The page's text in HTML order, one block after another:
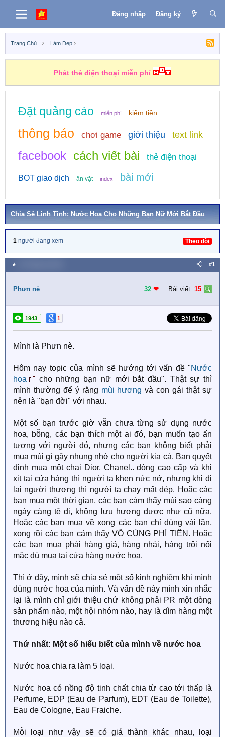
Đăng nhập Đăng ký
Trang Chủ Làm Đẹp
Phát thẻ điện thoại miễn phí
Đặt quảng cáo miễn phí kiếm tiền
thông báo chơi game giới thiệu text link
facebook cách viết bài thẻ điện thoại
BOT giao dịch ăn vặt index bài mới
Chia Sẻ Linh Tinh: Nước Hoa Cho Những Bạn Nữ Mới Bắt Đầu
1 người đang xem Theo dõi
★ #1
Phưn nè 32 ❤︎ Bài viết: 15
1943 1
Mình là Phưn nè.
Hôm nay topic của mình sẽ hướng tới vấn đề "Nước
hoa
cho những bạn nữ mới bắt đầu". Thật sự thì
mình thường để ý rằng mùi hương và con gái thật sự
nên là "bạn đời" với nhau.
Một số bạn trước giờ vẫn chưa từng sử dụng nước
hoa, bỗng, các bạn thích một ai đó, bạn muốn tạo ấn
tượng với người đó, nhưng các bạn không biết phải
mua mùi gì gây nhung nhớ cho người kia cả. Bạn quyết
định mua một chai Dior, Chanel.. dòng cao cấp và khi
xịt tại cửa hàng thì người ta khen nức nở, nhưng khi đi
lại người thương thì người ta chạy mất dép. Hoặc các
bạn mua một thời gian, các bạn cảm thấy mùi sao càng
ngày càng tệ đi, không lưu hương được như cũ nữa.
Hoặc các bạn mua về xong các bạn chỉ dùng vài lần,
xong rồi các bạn cảm thấy VÔ CÙNG PHÍ TIỀN. Hoặc
các bạn mua phải hàng giả, hàng nhái, hàng trôi nổi
mặc dù mua tại cửa hàng nước hoa.
Thì ở đây, mình sẽ chia sẻ một số kinh nghiệm khi mình
dùng nước hoa của mình. Và vấn đề này mình xin nhắc
lại là mình chỉ giới thiệu chứ không phải PR một dòng
sản phẩm nào, một hội nhóm nào, hay là dìm hàng một
thương hiệu nào cả.
Thứ nhất: Một số hiểu biết của mình về nước hoa
Nước hoa chia ra làm 5 loại.
Nước hoa có nồng độ tinh chất chia từ cao tới thấp là
Perfume, EDP (Eau de Parfum), EDT (Eau de Toilette),
Eau de Cologne, Eau Fraiche.
Mỗi loại như vậy sẽ có giá thành khác nhau, loại